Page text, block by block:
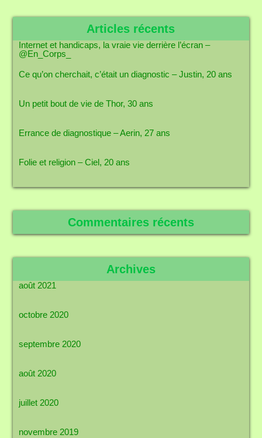
Articles récents
Internet et handicaps, la vraie vie derrière l’écran –
@En_Corps_
Ce qu’on cherchait, c’était un diagnostic – Justin, 20 ans
Un petit bout de vie de Thor, 30 ans
Errance de diagnostique – Aerin, 27 ans
Folie et religion – Ciel, 20 ans
Commentaires récents
Archives
août 2021
octobre 2020
septembre 2020
août 2020
juillet 2020
novembre 2019